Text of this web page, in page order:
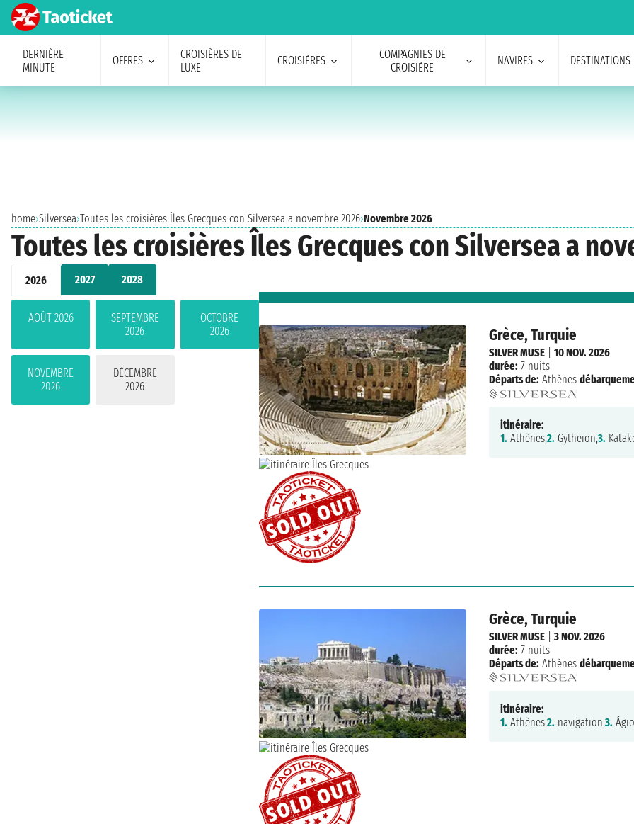
DERNIÈRE
MINUTE
OFFRES
CROISIÈRES DE
LUXE
CROISIÈRES
COMPAGNIES DE
CROISIÈRE
NAVIRES DESTINATIONS
home›Silversea›Toutes les croisières Îles Grecques con Silversea a novembre 2026›Novembre 2026
Toutes les croisières Îles Grecques con Silversea a
2026 2027 2028
AOÛT 2026
SEPTEMBRE
2026
OCTOBRE
2026
NOVEMBRE
2026
DÉCEMBRE
2026
Grèce, Turquie
SILVER MUSE| 10 NOV. 2026
durée: 7 nuits
Départs de: Athènes
itinéraire:
1. Athènes,2. Gytheion,3.
Grèce, Turquie
SILVER MUSE| 3 NOV. 2026
durée: 7 nuits
Départs de: Athènes
itinéraire:
1. Athènes,2. navigation, 3.